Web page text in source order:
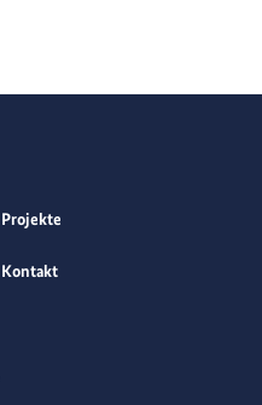
Projekte
Kontakt